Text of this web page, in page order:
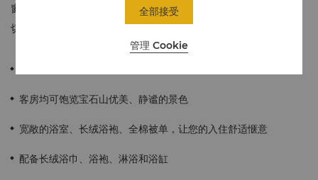
窗外的醉人美景和贴心周到的服务让宾客亲身感受香格里拉舒适亲
切的入住体验。
客房均可饱览宝石山优美、静谧的景色
宽敞的浴室、长绒浴袍、全棉被单，让您的入住舒适惬意
配备长绒浴巾、浴袍、淋浴和浴缸
管理 Cookie
全部接受